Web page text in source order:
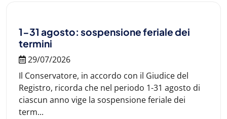
1-31 agosto: sospensione feriale dei
termini
29/07/2026
Il Conservatore, in accordo con il Giudice del
Registro, ricorda che nel periodo 1-31 agosto di
ciascun anno vige la sospensione feriale dei
term...